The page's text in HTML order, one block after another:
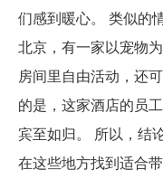
们感到暖心。 类似的
北京，有一家以宠物
房间里自由活动，还
的是，这家酒店的员
宾至如归。 所以，结
在这些地方找到适合